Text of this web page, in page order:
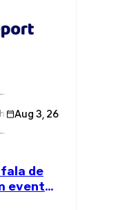
Member
Aug 3, 26
fala de
evento